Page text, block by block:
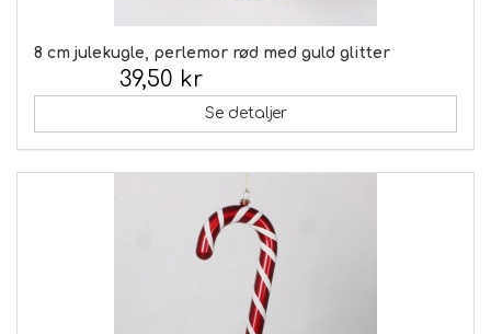
8 cm julekugle, perlemor rød med guld glitter
39,50 kr
Se detaljer